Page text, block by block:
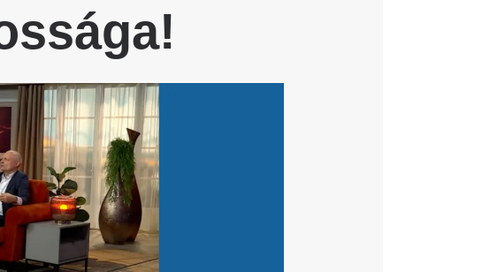
kórház
adatok